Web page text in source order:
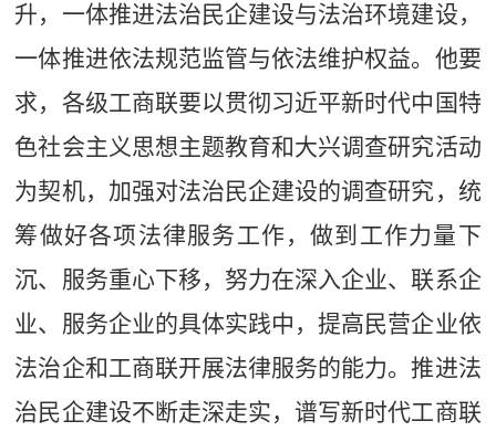
升，一体推进法治民企建设与法治环境建设，
一体推进依法规范监管与依法维护权益。他要
求，各级工商联要以贯彻习近平新时代中国特
色社会主义思想主题教育和大兴调查研究活动
为契机，加强对法治民企建设的调查研究，统
筹做好各项法律服务工作，做到工作力量下
沉、服务重心下移，努力在深入企业、联系企
业、服务企业的具体实践中，提高民营企业依
法治企和工商联开展法律服务的能力。推进法
治民企建设不断走深走实，谱写新时代工商联